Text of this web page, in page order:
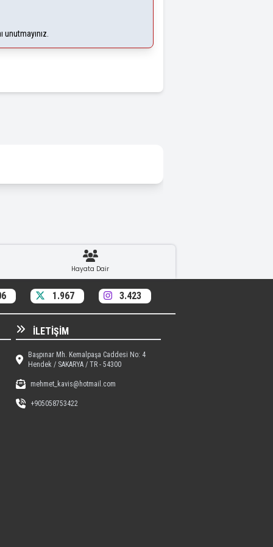
Hayata Dair
1.967 3.423
İLETIŞIM
Başpınar Mh. Kemalpaşa Caddesi No: 4
Hendek / SAKARYA / TR - 54300
mehmet_kavis@hotmail.com
+905058753422